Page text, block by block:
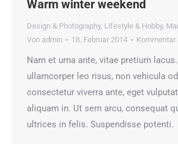
Warm winter weekend
Design & Photography, Lifestyle & Hobby,
Von admin 18. Februar 2014 Kommentar
Nam et urna ante, vitae pretium
ullamcorper leo risus, non vehicula
consectetur viverra ante, eget
aliquam in. Ut sem arcu, consequat
ultrices in felis. Suspendisse potenti.